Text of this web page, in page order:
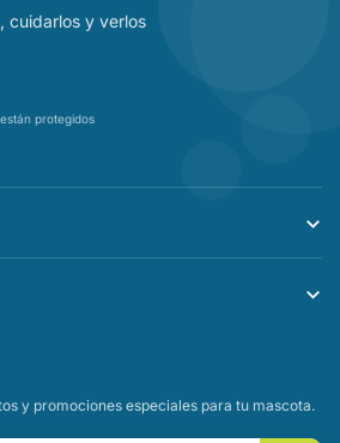
cuidarlos y verlos
protegidos
y promociones especiales para tu mascota.